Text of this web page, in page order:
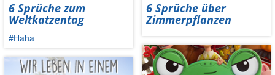
6 Sprüche zum
Weltkatzentag
#Haha
6 Sprüche über
Zimmerpflanzen